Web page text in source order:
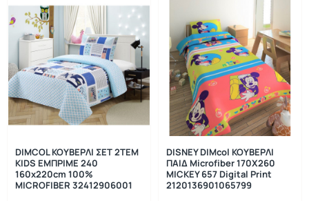
-35%
DIMCOL ΚΟΥΒΕΡΛΙ ΣΕΤ 2ΤΕΜ
KIDS ΕΜΠΡΙΜΕ 240
160x220cm 100%
MICROFIBER 32412906001
DISNEY DIMcol ΚΟΥΒΕΡΛΙ
ΠΑΙΔ Microfiber 170X260
MICKEY 657 Digital Print
2120136901065799